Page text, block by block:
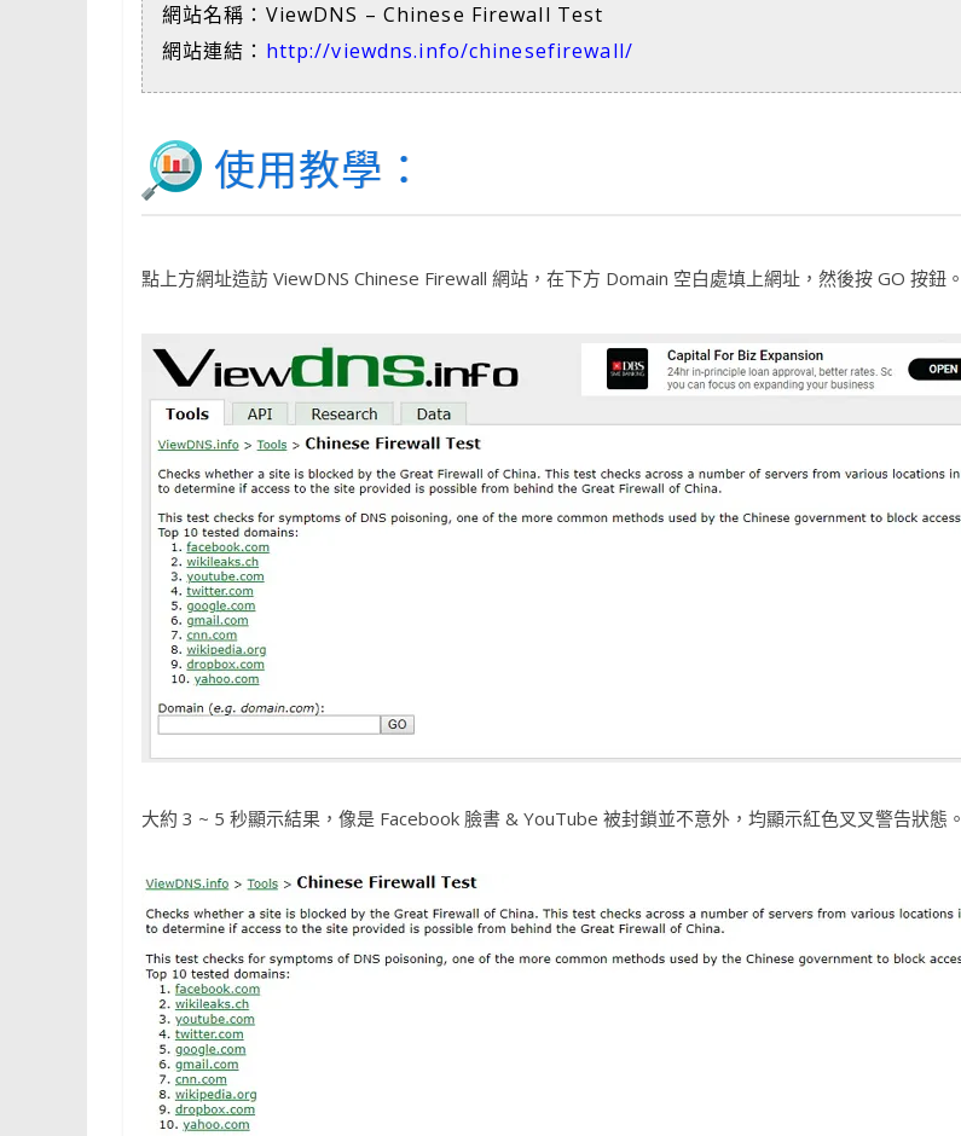
網站名稱：ViewDNS – Chinese Firewall Test
網站連結： http://viewdns.info/chinesefirewall/
使用教學：
點上方網址造訪 ViewDNS Chinese Firewall 網站，在下方 Domain 空白處填上網址，然後按 GO 按鈕。
大約 3 ~ 5 秒顯示結果，像是 Facebook 臉書 & YouTube 被封鎖並不意外，均顯示紅色叉叉警告狀態。